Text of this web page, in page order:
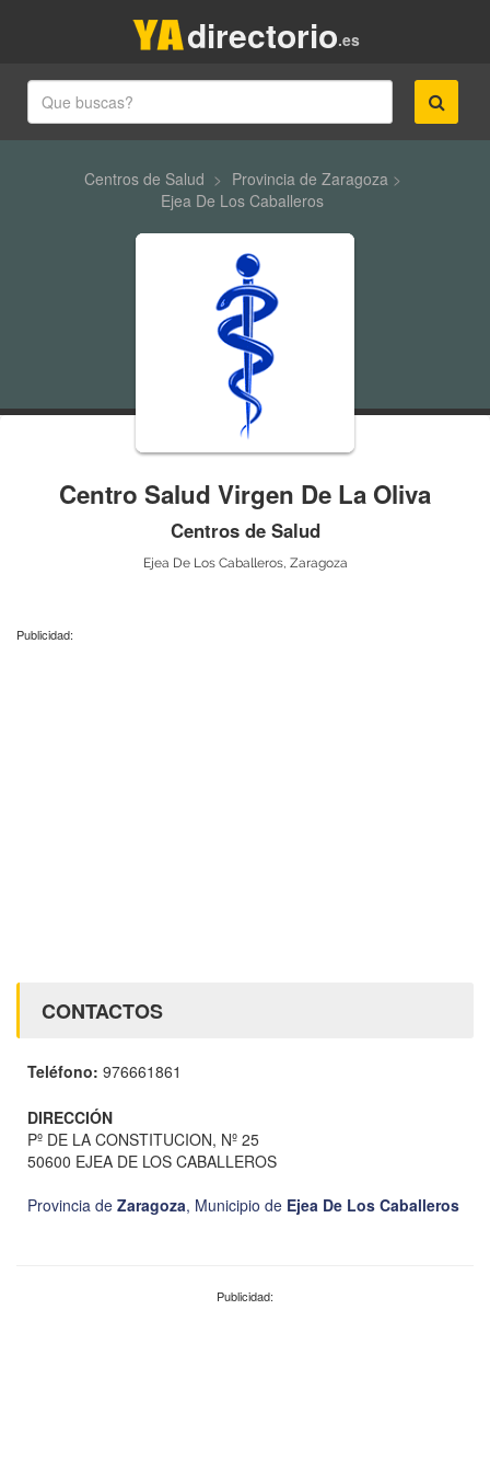
.es
directorio
Centros de Salud > Provincia de Zaragoza >
Ejea De Los Caballeros
Centro Salud Virgen De La Oliva
Centros de Salud
Ejea De Los Caballeros, Zaragoza
Publicidad:
CONTACTOS
Teléfono: 976661861
DIRECCIÓN
Pº DE LA CONSTITUCION, Nº 25
50600 EJEA DE LOS CABALLEROS
Provincia de Zaragoza, Municipio de Ejea De Los Caballeros
Publicidad: